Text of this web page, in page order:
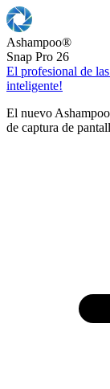
Ashampoo®
Snap Pro 26
El profesional de
inteligente!
El nuevo
de captura de